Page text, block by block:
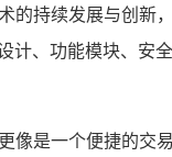
的持续发展与创新
计、功能模块、安
像是一个便捷的交